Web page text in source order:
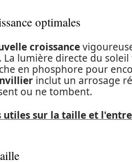
optimales
croissance
lumière directe du
en phosphore pour
inclut un arrosage
ou ne tombent.
utiles sur la taille et